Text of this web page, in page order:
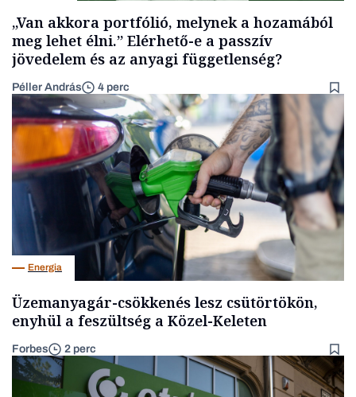
„Van akkora portfólió, melynek a hozamából
meg lehet élni.” Elérhető-e a passzív
jövedelem és az anyagi függetlenség?
Péller András 4 perc
Energia
Üzemanyagár-csökkenés lesz csütörtökön,
enyhül a feszültség a Közel-Keleten
Forbes 2 perc